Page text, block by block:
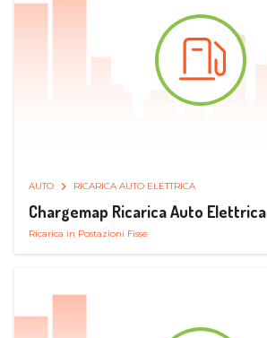
AUTO RICARICA AUTO ELETTRICA
Chargemap Ricarica Auto Elettrica
Ricarica in Postazioni Fisse